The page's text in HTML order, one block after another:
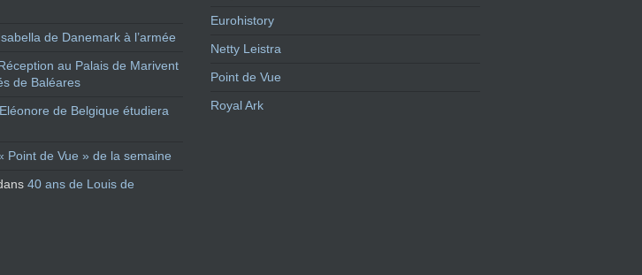
de Danemark à l’armée
au Palais de Marivent
de Baléares
Eléonore de Belgique étudiera
Point de Vue » de la semaine
40 ans de Louis de
Eurohistory
Netty Leistra
Point de Vue
Royal Ark